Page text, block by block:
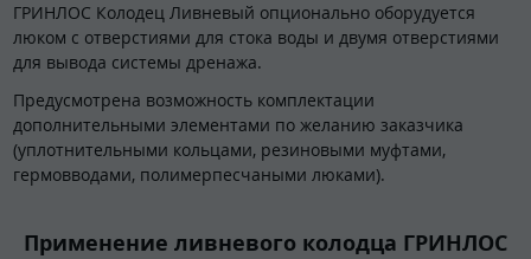
ГРИНЛОС Колодец Ливневый опционально оборудуется
люком с отверстиями для стока воды и двумя отверстиями
для вывода системы дренажа.
Предусмотрена возможность комплектации
дополнительными элементами по желанию заказчика
(уплотнительными кольцами, резиновыми муфтами,
гермовводами, полимерпесчаными люками).
Применение ливневого колодца ГРИНЛОС